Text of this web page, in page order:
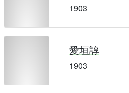
1903
愛垣諄
1903